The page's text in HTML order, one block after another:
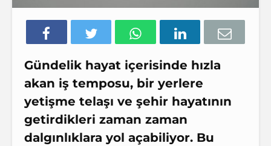
Gündelik hayat içerisinde hızla
akan iş temposu, bir yerlere
yetişme telaşı ve şehir hayatının
getirdikleri zaman zaman
dalgınlıklara yol açabiliyor. Bu